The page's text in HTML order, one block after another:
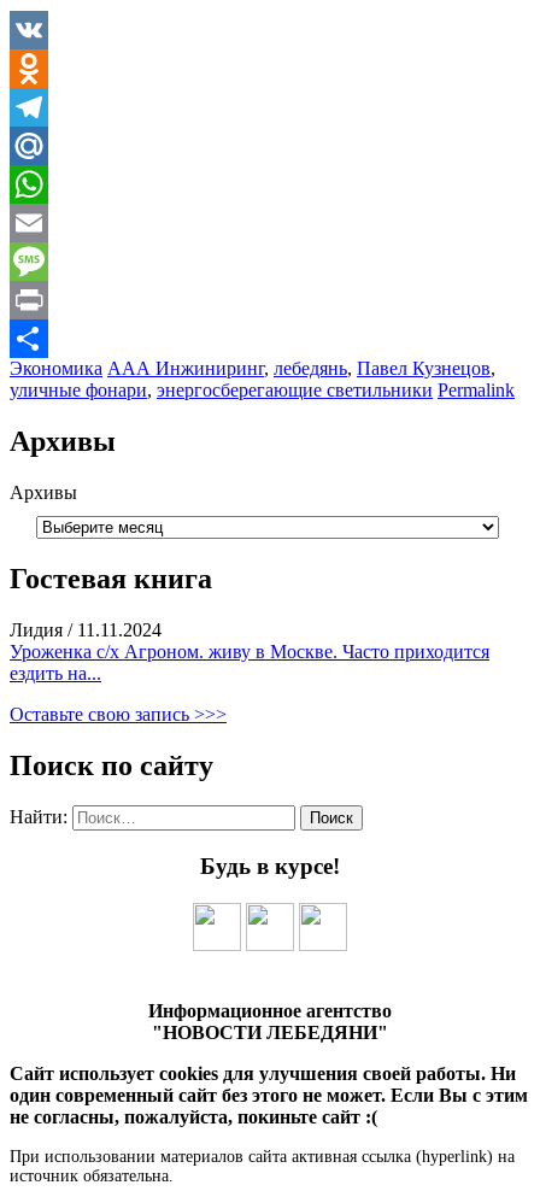
VK
Odnoklassniki
Telegram
Mail.Ru
WhatsApp
Email
Message
Print
Отправить
Экономика ААА Инжиниринг, лебедянь, Павел Кузнецов,
уличные фонари, энергосберегающие светильники Permalink
Архивы
Архивы
Гостевая книга
Лидия / 11.11.2024
Уроженка с/х Агроном. живу в Москве. Часто приходится
ездить на...
Оставьте свою запись >>>
Поиск по сайту
Найти:
Будь в курсе!
Информационное агентство
"НОВОСТИ ЛЕБЕДЯНИ"
Сайт использует cookies для улучшения своей работы. Ни
один современный сайт без этого не может. Если Вы с этим
не согласны, пожалуйста, покиньте сайт :(
При использовании материалов сайта активная ссылка (hyperlink) на
источник обязательна.